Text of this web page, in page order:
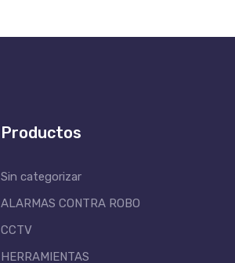
Productos
Sin categorizar
ALARMAS CONTRA ROBO
CCTV
HERRAMIENTAS